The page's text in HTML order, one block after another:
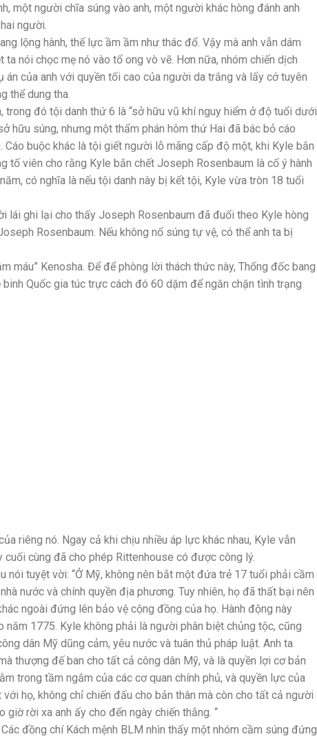
một người chĩa súng vào anh, một người khác hòng đánh anh
người.
lộng hành, thế lực ầm ầm như thác đổ. Vậy mà anh vẫn dám
nói chọc mẹ nó vào tổ ong vò vẽ. Hơn nữa, nhóm chiến dịch
của anh với quyền tối cao của người da trắng và lấy cớ tuyên
thể dung tha.
đó tội danh thứ 6 là “sở hữu vũ khí nguy hiểm ở độ tuổi dưới
hữu súng, nhưng một thẩm phán hôm thứ Hai đã bác bỏ cáo
buộc khác là tội giết người lỗ mãng cấp độ một, khi Kyle bắn
tố viên cho rằng Kyle bắn chết Joseph Rosenbaum là cố ý hành
có nghĩa là nếu tội danh này bị kết tội, Kyle vừa tròn 18 tuổi
lái ghi lại cho thấy Joseph Rosenbaum đã đuổi theo Kyle hòng
Rosenbaum. Nếu không nổ súng tự vệ, có thể anh ta bị
máu” Kenosha. Để để phòng lời thách thức này, Thống đốc bang
Quốc gia túc trực cách đó 60 dặm để ngăn chặn tình trạng
riêng nó. Ngay cả khi chịu nhiều áp lực khác nhau, Kyle vẫn
cùng đã cho phép Rittenhouse có được công lý.
tuyệt vời: “Ở Mỹ, không nên bắt một đứa trẻ 17 tuổi phải cầm
nước và chính quyền địa phương. Tuy nhiên, họ đã thất bại nên
ngoài đứng lên bảo vệ cộng đồng của họ. Hành động này
1775. Kyle không phải là người phân biệt chủng tộc, cũng
dân Mỹ dũng cảm, yêu nước và tuân thủ pháp luật. Anh ta
thượng đế ban cho tất cả công dân Mỹ, và là quyền lợi cơ bản
trong tầm ngắm của các cơ quan chính phủ, và quyền lực của
họ, không chỉ chiến đấu cho bản thân mà còn cho tất cả người
rời xa anh ấy cho đến ngày chiến thắng. “
đồng chí Kách mệnh BLM nhìn thấy một nhóm cầm súng đứng